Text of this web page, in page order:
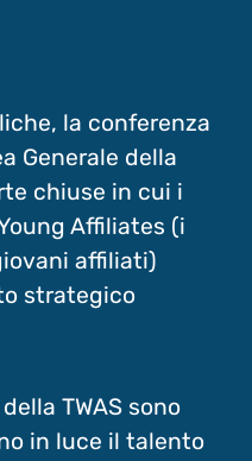
la conferenza
Generale della
chiuse in cui i
Affiliates (i
affiliati)
strategico
TWAS sono
in luce il talento